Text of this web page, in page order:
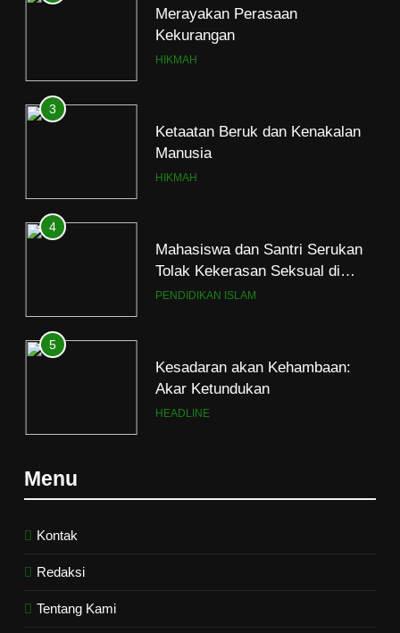
Kekurangan
HIKMAH
3
Manusia
HIKMAH
4
Tolak Kekerasan Seksual di
Lingkungan Kampus dan
Pesantren
PENDIDIKAN ISLAM
5
Akar Ketundukan
HEADLINE
6
Menu
Kontak
Redaksi
Tentang Kami